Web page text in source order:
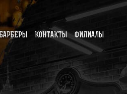
БАРБЕРЫ КОНТАКТЫ ФИЛИАЛЫ